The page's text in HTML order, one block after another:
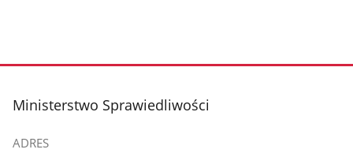
stopka
Ministerstwo Sprawiedliwości
ADRES